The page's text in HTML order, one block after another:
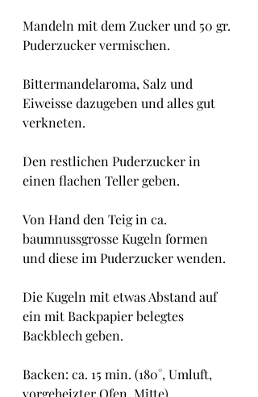
Mandeln mit dem Zucker und 50 gr.
Puderzucker vermischen.
Bittermandelaroma, Salz und
Eiweisse dazugeben und alles gut
verkneten.
Den restlichen Puderzucker in
einen flachen Teller geben.
Von Hand den Teig in ca.
baumnussgrosse Kugeln formen
und diese im Puderzucker wenden.
Die Kugeln mit etwas Abstand auf
ein mit Backpapier belegtes
Backblech geben.
Backen: ca. 15 min. (180°, Umluft,
vorgeheizter Ofen, Mitte)